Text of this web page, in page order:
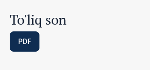
To'liq son
PDF